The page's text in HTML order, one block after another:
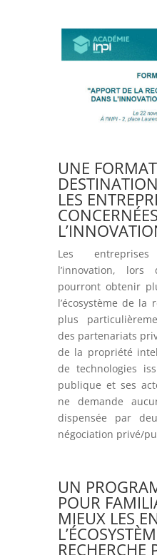
UNE
LES
Les
l’innovation,
pourront obtenir
l’écosystème de
plus
des partenariats
de la propriété
de technologies
publique et ses
ne demande
dispensée par
négociation privé/
UN
POUR
MIEUX LES
RECHERCHE